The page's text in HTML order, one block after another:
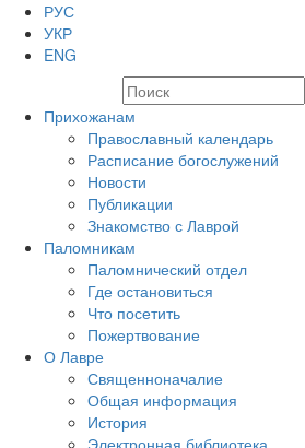
РУС
УКР
ENG
Прихожанам
Православный календарь
Расписание богослужений
Новости
Публикации
Знакомство с Лаврой
Паломникам
Паломнический отдел
Где остановиться
Что посетить
Пожертвование
О Лавре
Священноначалие
Общая информация
История
Электронная библиотека